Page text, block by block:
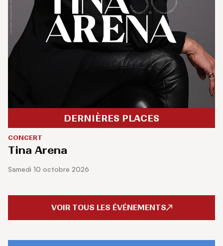
DERNIÈRES PLACES
CONCERT
Tina Arena
samedi 10 octobre 2026
VOIR TOUS LES ÉVÉNEMENTS